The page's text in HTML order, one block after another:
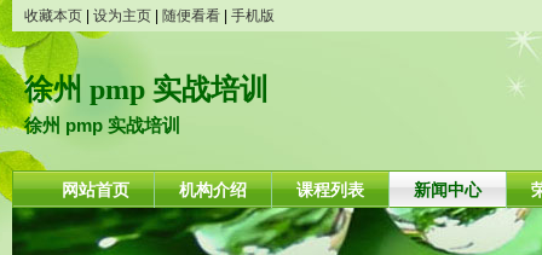
收藏本页 设为主页 随便看看 手机版
徐州 pmp 实战培训
徐州 pmp 实战培训
网站首页 机构介绍 课程列表 新闻中心